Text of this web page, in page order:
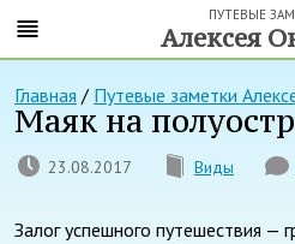
ПУТЕВЫЕ
Алексея
Главная / Путевые заметки
Маяк на
23.08.2017 Виды
Залог успешного путешествия —